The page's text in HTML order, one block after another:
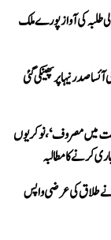
طلبہ کی آواز پورے ملک
صدر نیہا پر پھینکی گئی
میں مصروف‘، نوکریوں
کرنے کا مطالبہ
نے طلاق کی عرضی واپس